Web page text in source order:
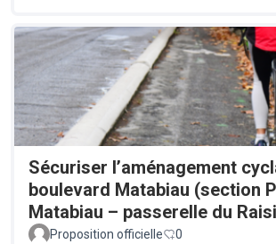
Sécuriser l’aménagement
boulevard Matabiau (section
Matabiau – passerelle du
Proposition officielle 0